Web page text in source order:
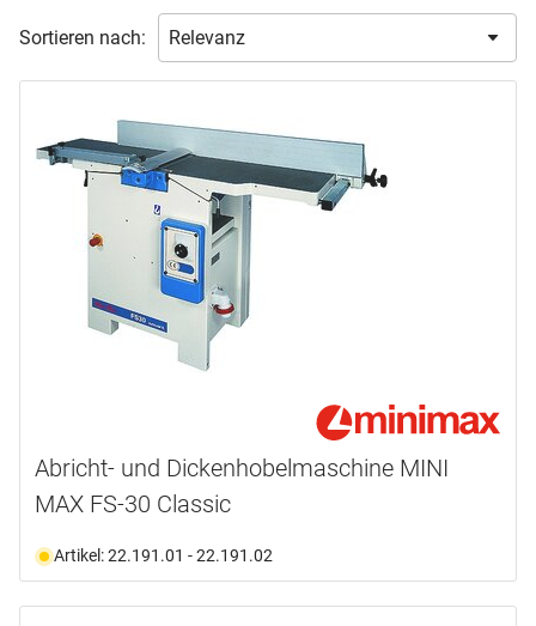
Maschinenart
Leistung
4000.0 W (2)
Hobelbreite
300.0 mm (1)
Gewicht
270.0 kg
Verfügbarkeit
Nicht an Lager (2)
Sortieren nach:
Abricht- und Dickenhobelmaschine MINI
MAX FS-30 Classic
Artikel: 22.191.01 - 22.191.02